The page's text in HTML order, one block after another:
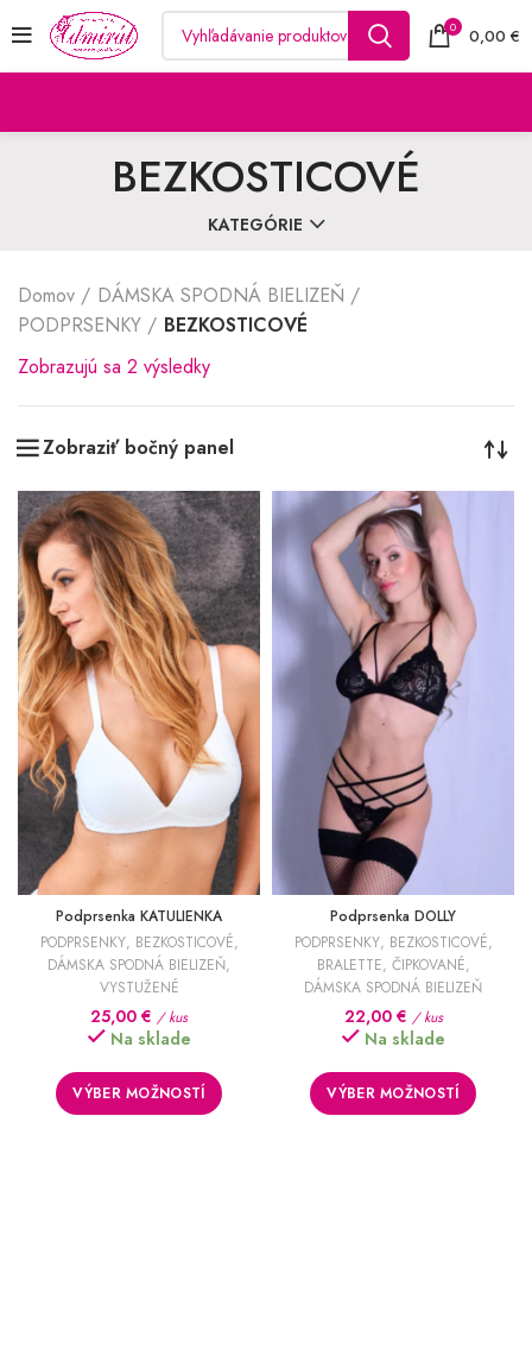
0 0,00 €
BEZKOSTICOVÉ
KATEGÓRIE
Domov
DÁMSKA SPODNÁ BIELIZEŇ
PODPRSENKY
BEZKOSTICOVÉ
Zobrazujú sa 2 výsledkyZoradené
Zobraziť bočný panel
Podprsenka KATULIENKA
PODPRSENKY, BEZKOSTICOVÉ,
DÁMSKA SPODNÁ BIELIZEŇ,
VYSTUŽENÉ
25,00 € / kus
Na sklade
VÝBER MOŽNOSTÍ
Podprsenka DOLLY
PODPRSENKY, BEZKOSTICOVÉ,
BRALETTE, ČIPKOVANÉ,
DÁMSKA SPODNÁ BIELIZEŇ
22,00 € / kus
Na sklade
VÝBER MOŽNOSTÍ